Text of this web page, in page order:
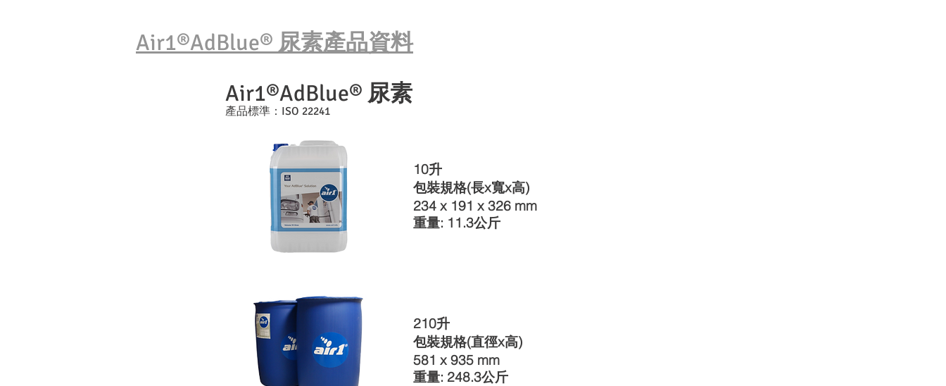
Air1®AdBlue® 尿素產品資料
Air1®AdBlue® 尿素
​產品標準：ISO 22241
10升
包裝規格(長x寬x高)
234 x 191 x 326 mm
重量: 11.3公斤
210升
包裝規格(直徑x高)
581 x 935 mm
重量: 248.3公斤